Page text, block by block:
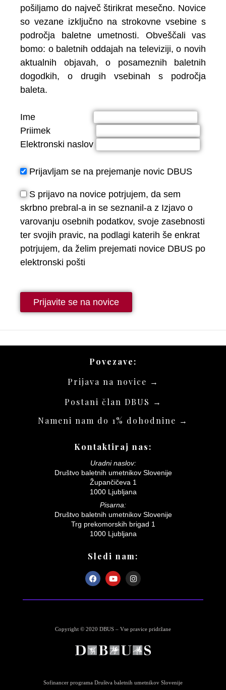
pošiljamo do največ štirikrat mesečno. Novice
so vezane izključno na strokovne vsebine s
področja baletne umetnosti. Obveščali vas
bomo: o baletnih oddajah na televiziji, o novih
aktualnih objavah, o posameznih baletnih
dogodkih, o drugih vsebinah s področja
baleta.
Ime
Priimek
Elektronski naslov
Prijavljam se na prejemanje novic DBUS
S prijavo na novice potrjujem, da sem
skrbno prebral-a in se seznanil-a z Izjavo o
varovanju osebnih podatkov, svoje zasebnosti
ter svojih pravic, na podlagi katerih še enkrat
potrjujem, da želim prejemati novice DBUS po
elektronski pošti
Povezave:
Prijava na novice →
Postani član DBUS →
Nameni nam do 1% dohodnine →
Kontaktiraj nas:
Uradni naslov:
Društvo baletnih umetnikov Slovenije
Župančičeva 1
1000 Ljubljana
Pisarna:
Društvo baletnih umetnikov Slovenije
Trg prekomorskih brigad 1
1000 Ljubljana
Sledi nam:
Copyright © 2020 DBUS – Vse pravice pridržane
Sofinancer programa Društva baletnih umetnikov Slovenije